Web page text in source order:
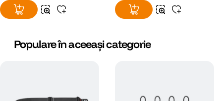
Populare în aceeași categorie